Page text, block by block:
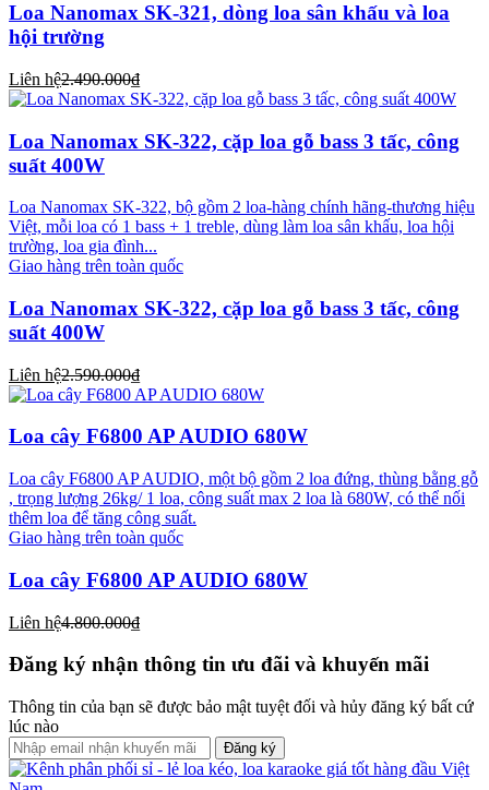
Loa Nanomax SK-321, dòng loa sân khấu và loa
hội trường
Liên hệ2.490.000₫
Loa Nanomax SK-322, cặp loa gỗ bass 3 tấc, công
suất 400W
Loa Nanomax SK-322, bộ gồm 2 loa-hàng chính hãng-thương hiệu
Việt, mỗi loa có 1 bass + 1 treble, dùng làm loa sân khấu, loa hội
trường, loa gia đình...
Giao hàng trên toàn quốc
Loa Nanomax SK-322, cặp loa gỗ bass 3 tấc, công
suất 400W
Liên hệ2.590.000₫
Loa cây F6800 AP AUDIO 680W
Loa cây F6800 AP AUDIO, một bộ gồm 2 loa đứng, thùng bằng gỗ
, trọng lượng 26kg/ 1 loa, công suất max 2 loa là 680W, có thể nối
thêm loa để tăng công suất.
Giao hàng trên toàn quốc
Loa cây F6800 AP AUDIO 680W
Liên hệ4.800.000₫
Đăng ký nhận thông tin ưu đãi và khuyến mãi
Thông tin của bạn sẽ được bảo mật tuyệt đối và hủy đăng ký bất cứ
lúc nào
Đăng ký